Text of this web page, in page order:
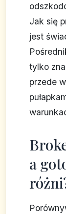
Jak się
jest
tylko
przede
a